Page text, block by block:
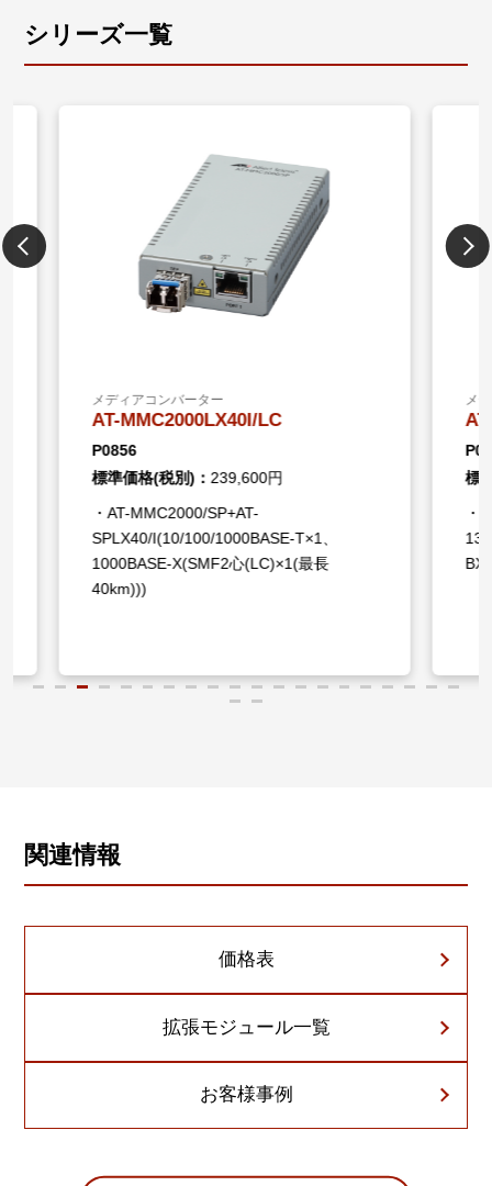
シリーズ一覧
メディアコンバーター
AT-MMC2000LX40I/LC
P0856
標準価格(税別)：239,600円
・AT-MMC2000/SP+AT-
SPLX40/I(10/100/1000BASE-T×1、
1000BASE-X(SMF2心(LC)×1(最長
40km)))
メディ
AT-
P0857
標準
・AT-
13(10/
関連情報
価格表
拡張モジュール一覧
お客様事例